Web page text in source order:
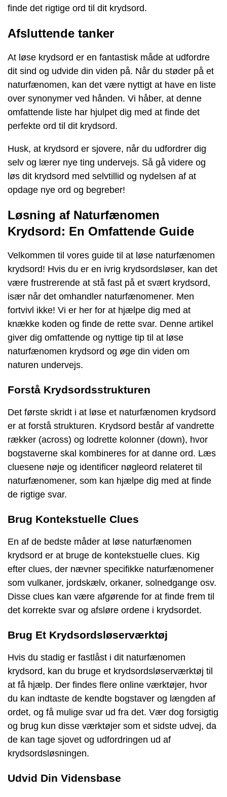
finde det rigtige ord til dit krydsord.
Afsluttende tanker
At løse krydsord er en fantastisk måde at udfordre
dit sind og udvide din viden på. Når du støder på et
naturfænomen, kan det være nyttigt at have en liste
over synonymer ved hånden. Vi håber, at denne
omfattende liste har hjulpet dig med at finde det
perfekte ord til dit krydsord.
Husk, at krydsord er sjovere, når du udfordrer dig
selv og lærer nye ting undervejs. Så gå videre og
løs dit krydsord med selvtillid og nydelsen af at
opdage nye ord og begreber!
Løsning af Naturfænomen
Krydsord: En Omfattende Guide
Velkommen til vores guide til at løse naturfænomen
krydsord! Hvis du er en ivrig krydsordsløser, kan det
være frustrerende at stå fast på et svært krydsord,
især når det omhandler naturfænomener. Men
fortvivl ikke! Vi er her for at hjælpe dig med at
knække koden og finde de rette svar. Denne artikel
giver dig omfattende og nyttige tip til at løse
naturfænomen krydsord og øge din viden om
naturen undervejs.
Forstå Krydsordsstrukturen
Det første skridt i at løse et naturfænomen krydsord
er at forstå strukturen. Krydsord består af vandrette
rækker (across) og lodrette kolonner (down), hvor
bogstaverne skal kombineres for at danne ord. Læs
cluesene nøje og identificer nøgleord relateret til
naturfænomener, som kan hjælpe dig med at finde
de rigtige svar.
Brug Kontekstuelle Clues
En af de bedste måder at løse naturfænomen
krydsord er at bruge de kontekstuelle clues. Kig
efter clues, der nævner specifikke naturfænomener
som vulkaner, jordskælv, orkaner, solnedgange osv.
Disse clues kan være afgørende for at finde frem til
det korrekte svar og afsløre ordene i krydsordet.
Brug Et Krydsordsløserværktøj
Hvis du stadig er fastlåst i dit naturfænomen
krydsord, kan du bruge et krydsordsløserværktøj til
at få hjælp. Der findes flere online værktøjer, hvor
du kan indtaste de kendte bogstaver og længden af
ordet, og få mulige svar ud fra det. Vær dog forsigtig
og brug kun disse værktøjer som et sidste udvej, da
de kan tage sjovet og udfordringen ud af
krydsordsløsningen.
Udvid Din Vidensbase